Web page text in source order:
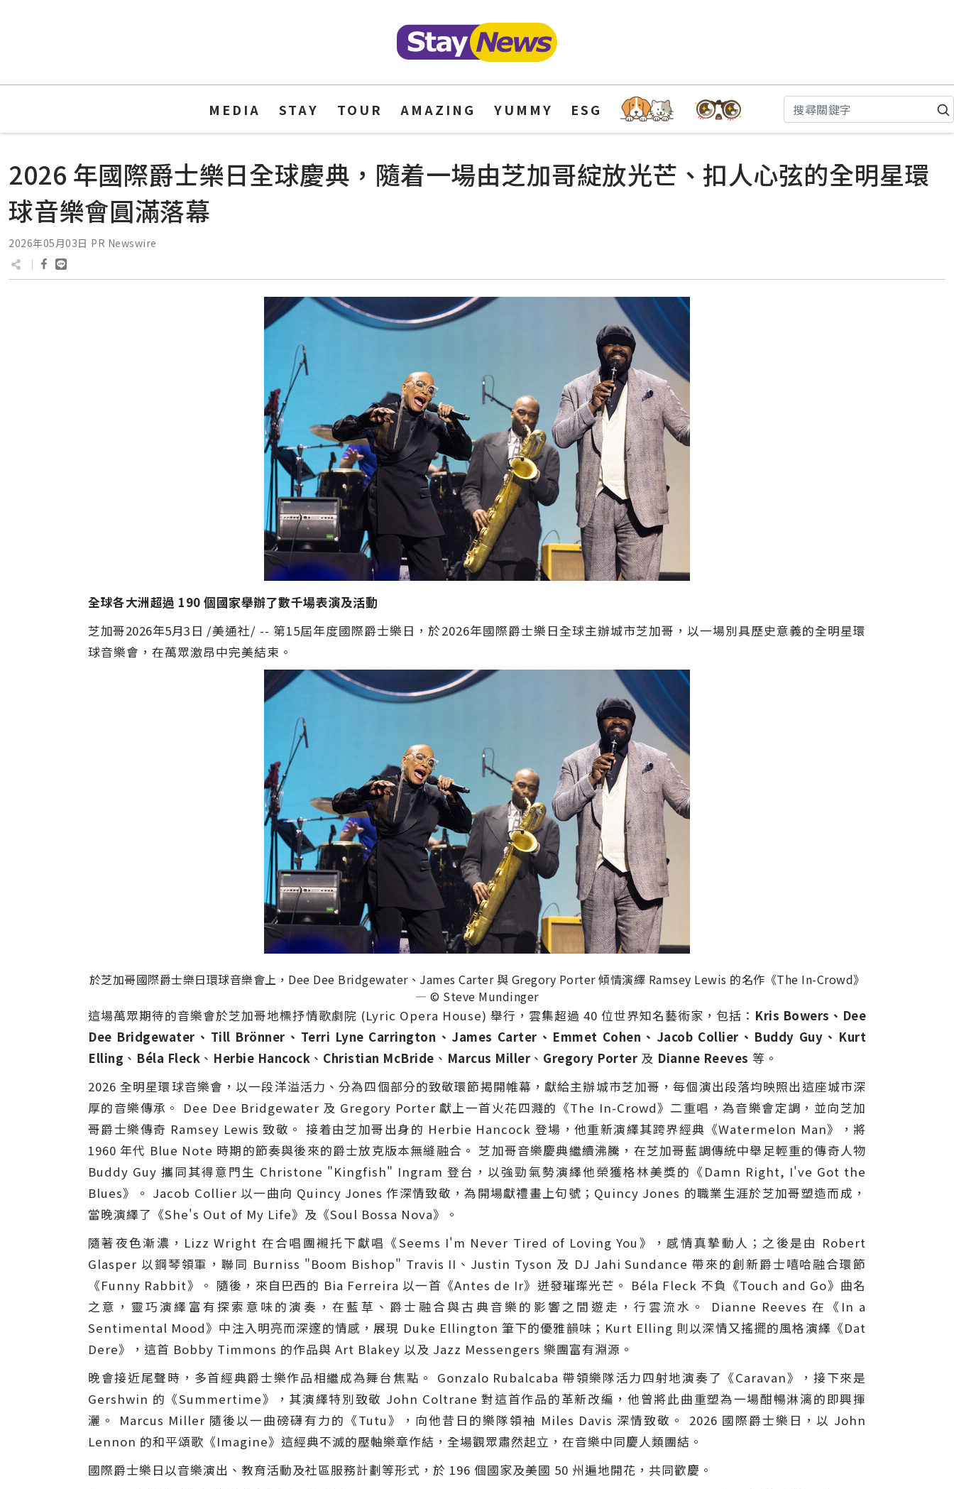
MEDIA STAY TOUR AMAZING YUMMY ESG
2026 年國際爵士樂日全球慶典，隨着一場由芝加哥綻放光芒、扣人心弦的全明星環
球音樂會圓滿落幕
2026年05月03日 PR Newswire
全球各大洲超過 190 個國家舉辦了數千場表演及活動
芝加哥2026年5月3日 /美通社/ -- 第15屆年度國際爵士樂日，於2026年國際爵士樂日全球主辦城市芝加哥，以一場別具歷史意義的全明星環
球音樂會，在萬眾激昂中完美結束。
於芝加哥國際爵士樂日環球音樂會上，Dee Dee Bridgewater、James Carter 與 Gregory Porter 傾情演繹 Ramsey Lewis 的名作《The In-Crowd》
— © Steve Mundinger
這場萬眾期待的音樂會於芝加哥地標抒情歌劇院 (Lyric Opera House) 舉行，雲集超過 40 位世界知名藝術家，包括： Kris Bowers、Dee
Dee Bridgewater、Till Brönner、Terri Lyne Carrington、James Carter、 Emmet Cohen、Jacob Collier、Buddy Guy、 Kurt
Elling 、 Béla Fleck 、 Herbie Hancock 、 Christian McBride 、 Marcus Miller 、 Gregory Porter 及 Dianne Reeves 等。
2026 全明星環球音樂會，以一段洋溢活力、分為四個部分的致敬環節揭開帷幕，獻給主辦城市芝加哥，每個演出段落均映照出這座城市深
厚的音樂傳承。 Dee Dee Bridgewater 及 Gregory Porter 獻上一首火花四濺的《The In-Crowd》二重唱，為音樂會定調，並向芝加
哥爵士樂傳奇 Ramsey Lewis 致敬。 接着由芝加哥出身的 Herbie Hancock 登場，他重新演繹其跨界經典《Watermelon Man》，將
1960 年代 Blue Note 時期的節奏與後來的爵士放克版本無縫融合。 芝加哥音樂慶典繼續沸騰，在芝加哥藍調傳統中舉足輕重的傳奇人物
Buddy Guy 攜同其得意門生 Christone "Kingfish" Ingram 登台，以強勁氣勢演繹他榮獲格林美獎的《Damn Right, I've Got the
Blues》。 Jacob Collier 以一曲向 Quincy Jones 作深情致敬，為開場獻禮畫上句號；Quincy Jones 的職業生涯於芝加哥塑造而成，
當晚演繹了《She's Out of My Life》及《Soul Bossa Nova》。
隨著夜色漸濃，Lizz Wright 在合唱團襯托下獻唱《Seems I'm Never Tired of Loving You》，感情真摯動人；之後是由 Robert
Glasper 以鋼琴領軍，聯同 Burniss "Boom Bishop" Travis II、Justin Tyson 及 DJ Jahi Sundance 帶來的創新爵士嘻哈融合環節
《Funny Rabbit》。 隨後，來自巴西的 Bia Ferreira 以一首《Antes de Ir》迸發璀璨光芒。 Béla Fleck 不負《Touch and Go》曲名
之意，靈巧演繹富有探索意味的演奏，在藍草、爵士融合與古典音樂的影響之間遊走，行雲流水。 Dianne Reeves 在《In a
Sentimental Mood》中注入明亮而深邃的情感，展現 Duke Ellington 筆下的優雅韻味；Kurt Elling 則以深情又搖擺的風格演繹《Dat
Dere》，這首 Bobby Timmons 的作品與 Art Blakey 以及 Jazz Messengers 樂團富有淵源。
晚會接近尾聲時，多首經典爵士樂作品相繼成為舞台焦點。 Gonzalo Rubalcaba 帶領樂隊活力四射地演奏了《Caravan》，接下來是
Gershwin 的《Summertime》，其演繹特別致敬 John Coltrane 對這首作品的革新改編，他曾將此曲重塑為一場酣暢淋漓的即興揮
灑。 Marcus Miller 隨後以一曲磅礴有力的《Tutu》，向他昔日的樂隊領袖 Miles Davis 深情致敬。 2026 國際爵士樂日，以 John
Lennon 的和平頌歌《Imagine》這經典不滅的壓軸樂章作結，全場觀眾肅然起立，在音樂中同慶人類團結。
國際爵士樂日以音樂演出、教育活動及社區服務計劃等形式，於 196 個國家及美國 50 州遍地開花，共同歡慶。